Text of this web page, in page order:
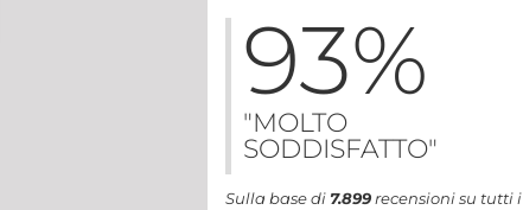
93%
"MOLTO
SODDISFATTO"
Sulla base di 7.899recensioni su tutti i